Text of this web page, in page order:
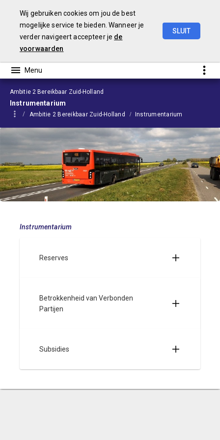
Wij gebruiken cookies om jou de best
mogelijke service te bieden. Wanneer je
verder navigeert accepteer je de
voorwaarden
SLUIT
Ambitie 2 Bereikbaar Zuid-Holland
Instrumentarium
Ambitie 2 Bereikbaar Zuid-Holland Instrumentarium
Instrumentarium
Reserves
Betrokkenheid van Verbonden
Partijen
Subsidies